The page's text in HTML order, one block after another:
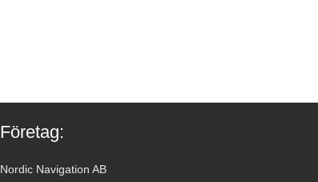
Företag:
Nordic Navigation AB